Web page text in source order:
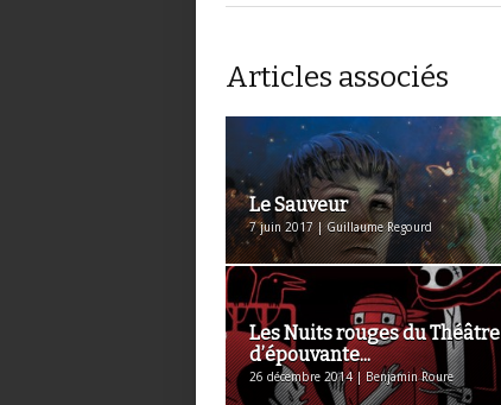
Articles associés
Le Sauveur
7 juin 2017 | Guillaume Regourd
Les Nuits rouges du Théâtre
d’épouvante...
26 décembre 2014 | Benjamin Roure